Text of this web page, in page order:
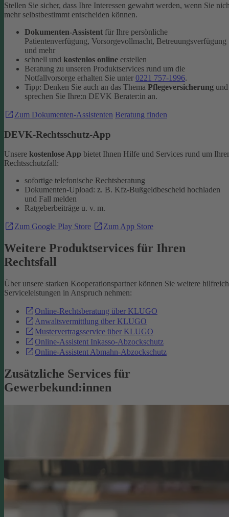
Stellen Sie sicher, dass Ihre Interessen gewahrt werden, wenn Sie
mehr selbstbestimmt entscheiden können.
Dokumenten-Assistent für Ihre persönliche
Patientenverfügung, Vorsorgevollmacht, Betreuungsverfügung
und mehr
schnell und kostenlos online erstellen
Beratung zu unseren Produktservices rund um die
Notfallvorsorge erhalten Sie unter 0221 757-1996.
Tipp: Denken Sie auch an das Thema Pflegeversicherung und
sprechen Sie Ihre:n DEVK Berater:in an.
Zum Dokumenten-Assistenten Beratung finden
DEVK-Rechtsschutz-App
Unsere kostenlose App bietet Ihnen Hilfe und Services rund um
Rechtsschutzfall:
sofortige telefonische Rechtsberatung
Dokumenten-Upload: z. B. Kfz-Bußgeldbescheid hochladen
und Fall melden
Ratgeberbeiträge u. v. m.
Zum Google Play Store Zum App Store
Weitere Produktservices für Ihren
Rechtsfall
Über unsere starken Kooperationspartner können Sie weitere
Serviceleistungen in Anspruch nehmen:
Online-Rechtsberatung über KLUGO
Anwaltsvermittlung über KLUGO
Mustervertragsservice über KLUGO
Online-Assistent Inkasso-Abzockschutz
Online-Assistent Abmahn-Abzockschutz
Zusätzliche Services für
Gewerbekund:innen